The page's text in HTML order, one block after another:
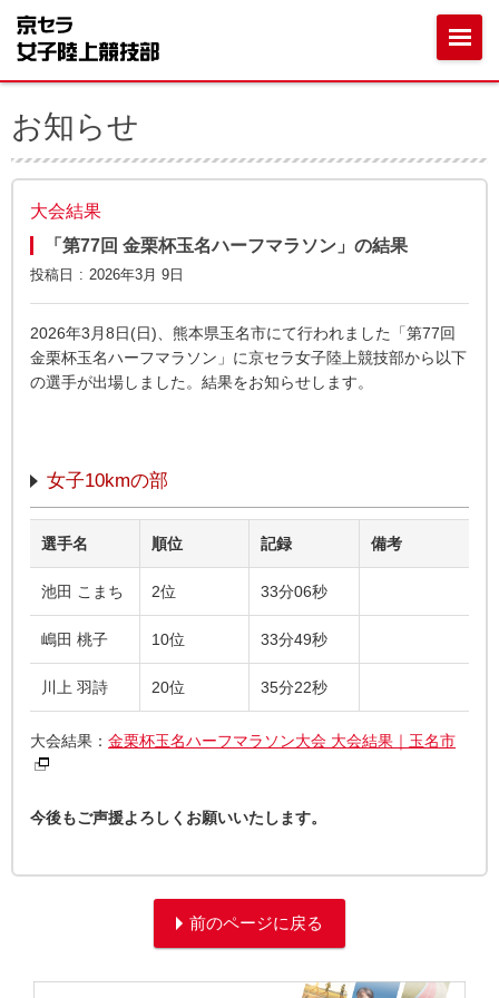
お知らせ
大会結果
「第77回 金栗杯玉名ハーフマラソン」の結果
投稿日 2026年3月 9日
2026年3月8日(日)、熊本県玉名市にて行われました「第77回
金栗杯玉名ハーフマラソン」に京セラ女子陸上競技部から以下
の選手が出場しました。結果をお知らせします。
女子10kmの部
池田 こまち 2位 33分06秒
嶋田 桃子 10位 33分49秒
川上 羽詩 20位 35分22秒
選手名 順位 記録 備考
大会結果： 金栗杯玉名ハーフマラソン大会 大会結果｜玉名市
今後もご声援よろしくお願いいたします。
前のページに戻る